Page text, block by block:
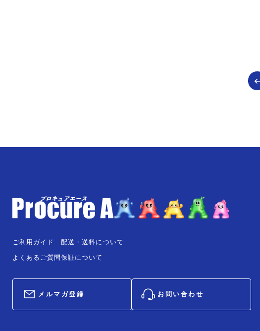
ご利用ガイド
よくあるご質問
配送・送料について
保証について
メルマガ登録 お問い合わせ